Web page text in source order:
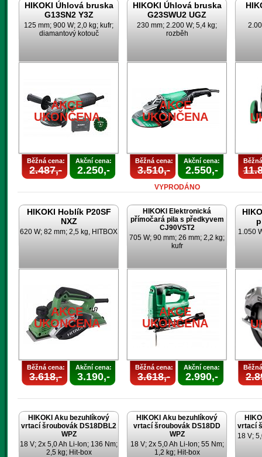
HIKOKI Úhlová bruska
G13SN2 Y3Z
125 mm; 900 W; 2,0 kg; kufr;
diamantový kotouč
AKCE
UKONČENA
Běžná cena:
2.487,-
Akční cena:
2.250,-
HIKOKI Úhlová bruska
G23SWU2 UGZ
230 mm; 2.200 W; 5,4 kg;
rozběh
AKCE
UKONČENA
Běžná cena:
3.510,-
Akční cena:
2.550,-
VYPRODÁNO
HIKOKI Hoblík P20SF
NXZ
620 W; 82 mm; 2,5 kg, HITBOX
AKCE
UKONČENA
Běžná cena:
3.618,-
Akční cena:
3.190,-
HIKOKI Elektronická
přímočará pila s předkyvem
CJ90VST2
705 W; 90 mm; 26 mm; 2,2 kg;
kufr
AKCE
UKONČENA
Běžná cena:
3.618,-
Akční cena:
2.990,-
1.050
HIKOKI Aku bezuhlíkový
vrtací šroubovák DS18DBL2
WPZ
18 V; 2x 5,0 Ah Li-Ion; 136 Nm;
2,5 kg; Hit-box
HIKOKI Aku bezuhlíkový
vrtací šroubovák DS18DD
WPZ
18 V; 2x 5,0 Ah Li-Ion; 55 Nm;
1,2 kg; Hit-box
vrtací
18 V;